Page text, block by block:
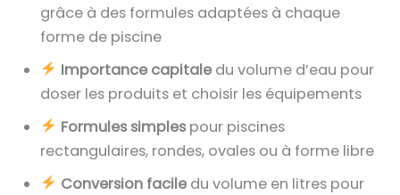
grâce à des formules adaptées à chaque
forme de piscine
Importance capitaledu volume d’eau pour
doser les produits et choisir les équipements
Formules simplespour piscines
rectangulaires, rondes, ovales ou à forme libre
Conversion faciledu volume en litres pour